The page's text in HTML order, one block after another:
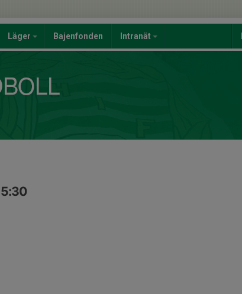
Läger Bajenfonden Intranät